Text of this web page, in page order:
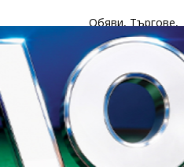
Обяви, Търгове,
Съобщения